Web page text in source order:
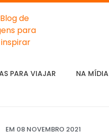
PARA VIAJAR NA MÍDIA
EM 08 NOVEMBRO 2021